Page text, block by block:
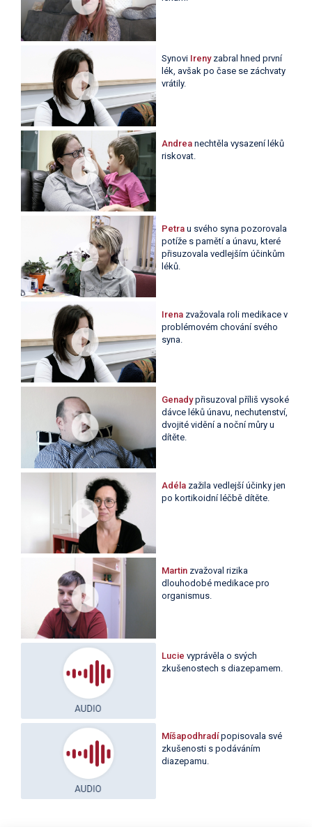
SynoviIreny zabral hned první
lék, avšak po čase se záchvaty
vrátily.
Andrea nechtěla vysazení léků
riskovat.
Petrau svého syna pozorovala
potíže s pamětí a únavu, které
přisuzovala vedlejším účinkům
léků.
Irena zvažovala roli medikace v
problémovém chování svého
syna.
Genadypřisuzoval příliš vysoké
dávce léků únavu, nechutenství,
dvojité vidění a noční můry u
dítěte.
Adéla zažila vedlejší účinky jen
po kortikoidní léčbě dítěte.
Martin zvažoval rizika
dlouhodobé medikace pro
organismus.
Lucie vyprávěla o svých
zkušenostech s diazepamem.
Míšapodhradípopisovala své
zkušenosti s podáváním
diazepamu.